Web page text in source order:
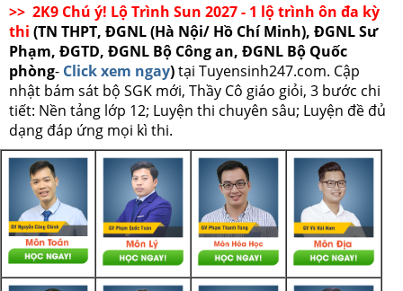
>> 2K9 Chú ý! Lộ Trình Sun 2027 - 1 lộ trình ôn đa kỳ
thi (TN THPT, ĐGNL (Hà Nội/ Hồ Chí Minh), ĐGNL Sư
Phạm, ĐGTD, ĐGNL Bộ Công an, ĐGNL Bộ Quốc
phòng- Click xem ngay)tại Tuyensinh247.com. Cập
nhật bám sát bộ SGK mới, Thầy Cô giáo giỏi, 3 bước chi
tiết: Nền tảng lớp 12; Luyện thi chuyên sâu; Luyện đề đủ
dạng đáp ứng mọi kì thi.